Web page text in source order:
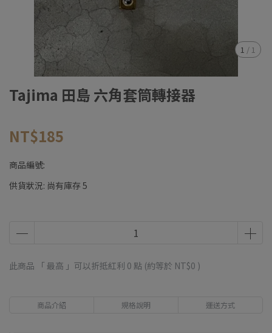
1 / 1
Tajima 田島 六角套筒轉接器
NT$185
商品編號:
供貨狀況: 尚有庫存 5
此商品 「 最高 」可以折抵紅利 0 點 (約等於 NT$0 )
商品介紹 規格說明 運送方式